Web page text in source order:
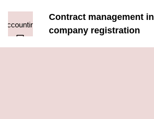
Contract management in
company registration